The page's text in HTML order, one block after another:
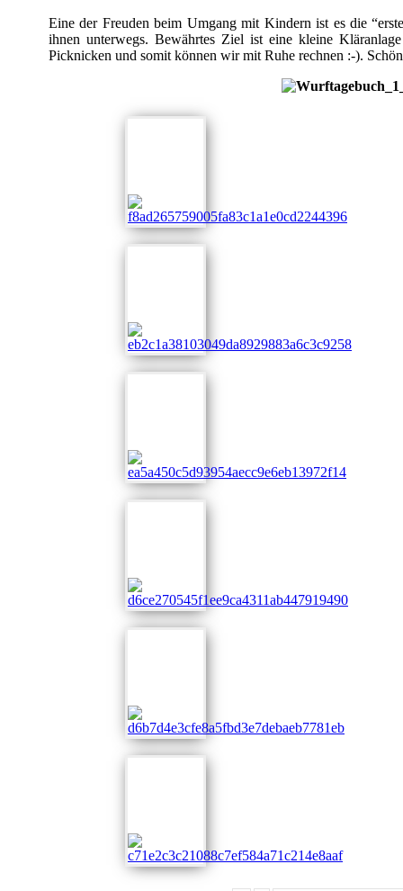
Eine der Freuden beim Umgang mit Kindern ist es die
ihnen unterwegs. Bewährtes Ziel ist eine kleine
Picknicken und somit können wir mit Ruhe rechnen :-).